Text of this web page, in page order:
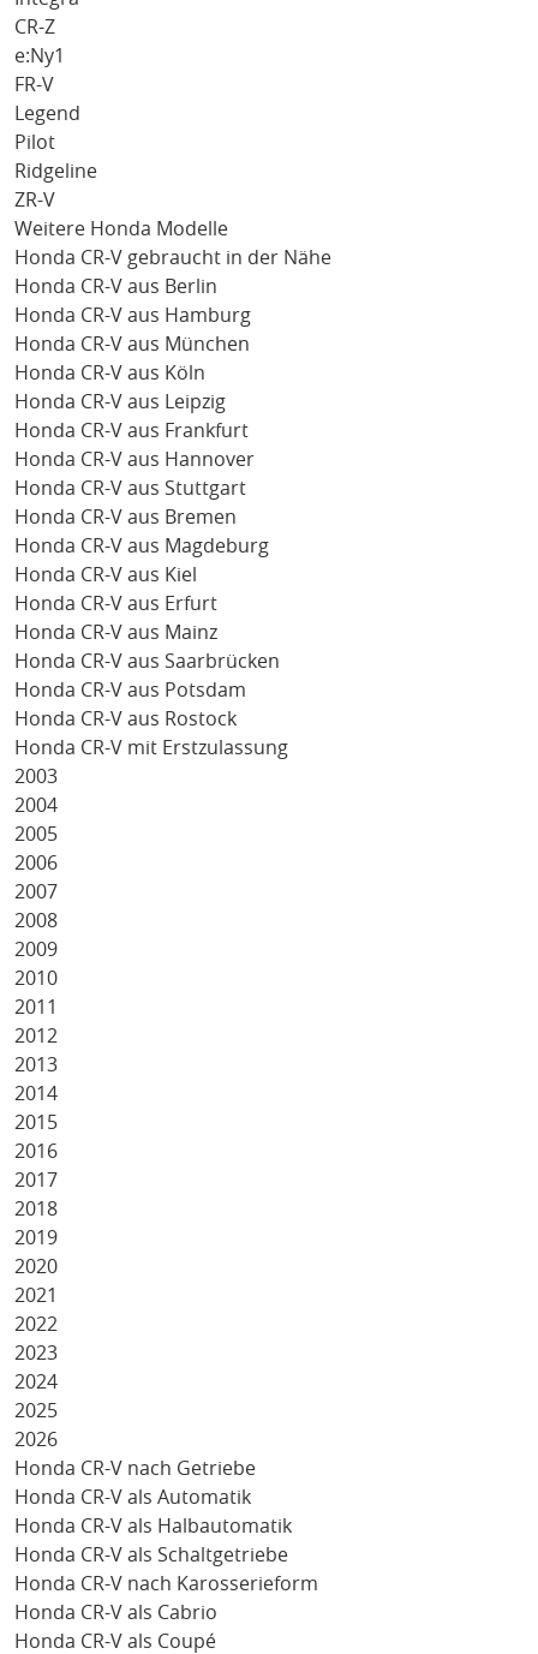
CR-Z
e:Ny1
FR-V
Legend
Pilot
Ridgeline
ZR-V
Weitere Honda Modelle
Honda CR-V gebraucht in der Nähe
Honda CR-V aus Berlin
Honda CR-V aus Hamburg
Honda CR-V aus München
Honda CR-V aus Köln
Honda CR-V aus Leipzig
Honda CR-V aus Frankfurt
Honda CR-V aus Hannover
Honda CR-V aus Stuttgart
Honda CR-V aus Bremen
Honda CR-V aus Magdeburg
Honda CR-V aus Kiel
Honda CR-V aus Erfurt
Honda CR-V aus Mainz
Honda CR-V aus Saarbrücken
Honda CR-V aus Potsdam
Honda CR-V aus Rostock
Honda CR-V mit Erstzulassung
2003
2004
2005
2006
2007
2008
2009
2010
2011
2012
2013
2014
2015
2016
2017
2018
2019
2020
2021
2022
2023
2024
2025
2026
Honda CR-V nach Getriebe
Honda CR-V als Automatik
Honda CR-V als Halbautomatik
Honda CR-V als Schaltgetriebe
Honda CR-V nach Karosserieform
Honda CR-V als Cabrio
Honda CR-V als Coupé